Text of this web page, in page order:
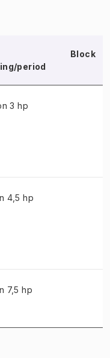
period
Block
3 hp
4,5 hp
7,5 hp